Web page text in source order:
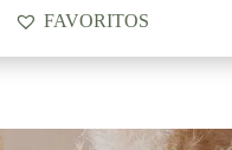
FAVORITOS